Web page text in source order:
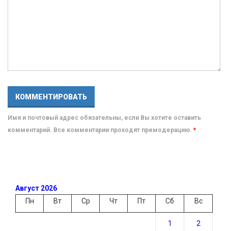
Имя и почтовый адрес обязательны, если Вы хотите оставить
комментарий. Все комментарии проходят премодерацию. *
Август 2026
Пн
Вт Ср Чт Пт Сб Вс
1 2